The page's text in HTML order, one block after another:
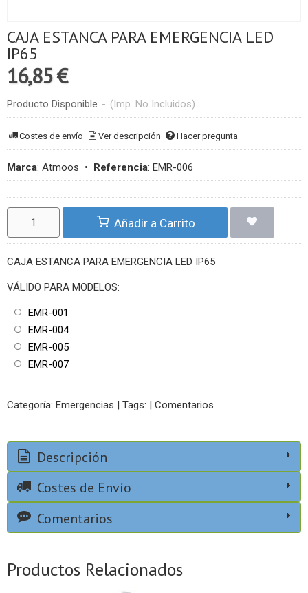
CAJA ESTANCA PARA EMERGENCIA LED
IP65
16,85 €
Producto Disponible - (Imp. No Incluidos)
Costes de envío Ver descripción Hacer pregunta
Marca: Atmoos • Referencia: EMR-006
Añadir a Carrito
CAJA ESTANCA PARA EMERGENCIA LED IP65
VÁLIDO PARA MODELOS:
EMR-001
EMR-004
EMR-005
EMR-007
Categoría: Emergencias | Tags: | Comentarios
Descripción
Costes de Envío
Comentarios
Productos Relacionados